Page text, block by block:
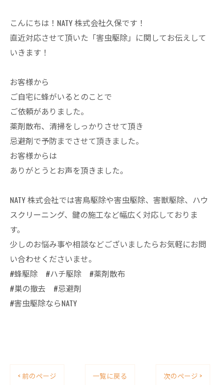
こんにちは！NATY 株式会社久保です！
直近対応させて頂いた「害虫駆除」に関してお伝えして
いきます！
お客様から
ご自宅に蜂がいるとのことで
ご依頼がありました。
薬剤散布、清掃をしっかりさせて頂き
忌避剤で予防までさせて頂きました。
お客様からは
ありがとうとお声を頂きました。
NATY 株式会社では害鳥駆除や害虫駆除、害獣駆除、ハウ
スクリーニング、鍵の施工など幅広く対応しておりま
す。
少しのお悩み事や相談などございましたらお気軽にお問
い合わせくださいませ。
#蜂駆除 #ハチ駆除 #薬剤散布
#巣の撤去 #忌避剤
#害虫駆除ならNATY
< 前のページ 一覧に戻る 次のページ >